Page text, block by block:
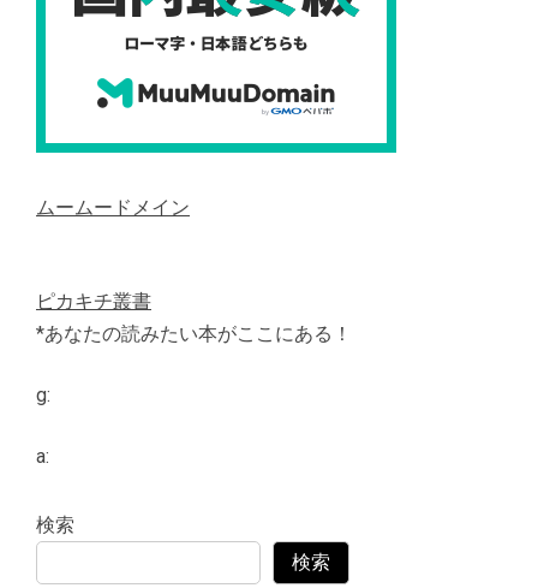
ムームードメイン
ピカキチ叢書
*あなたの読みたい本がここにある！
g:
a:
検索
検索